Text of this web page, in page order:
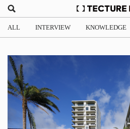
ALL INTERVIEW KNOWLEDGE